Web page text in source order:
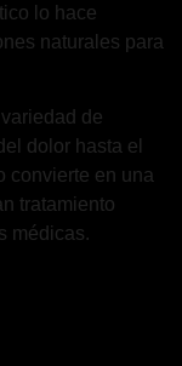
lo hace
naturales para
de
dolor hasta el
convierte en una
tratamiento
médicas.